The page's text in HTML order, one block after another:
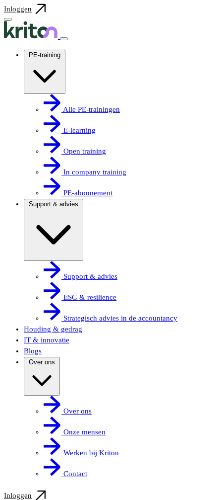
Inloggen
PE-training
Alle PE-trainingen
E-learning
Open training
In company training
PE-abonnement
Support & advies
Support & advies
ESG & resilience
Strategisch advies in de accountancy
Houding & gedrag
IT & innovatie
Blogs
Over ons
Over ons
Onze mensen
Werken bij Kriton
Contact
Inloggen